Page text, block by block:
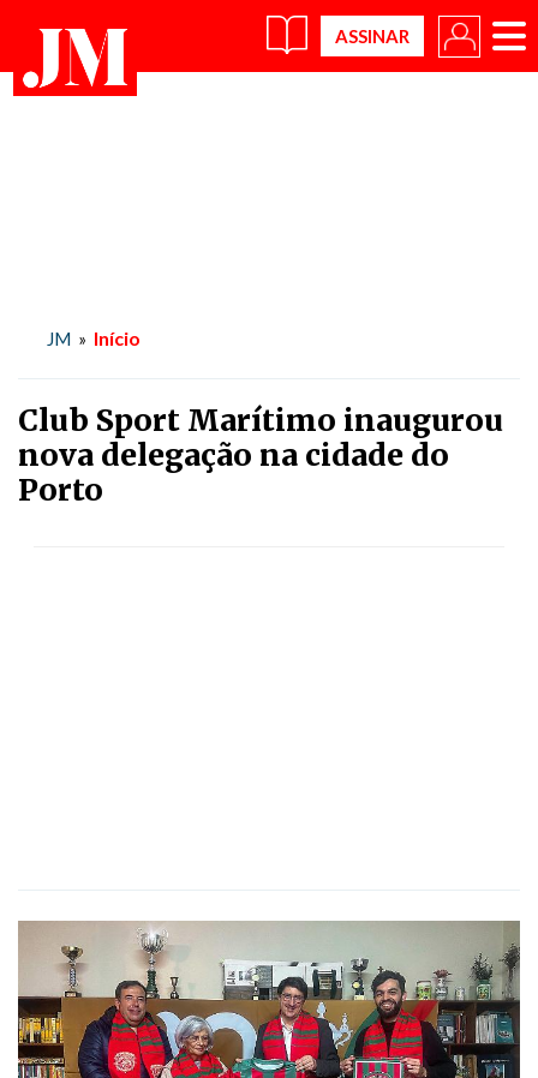
×
JM » Início
Club Sport Marítimo inaugurou
nova delegação na cidade do
Porto